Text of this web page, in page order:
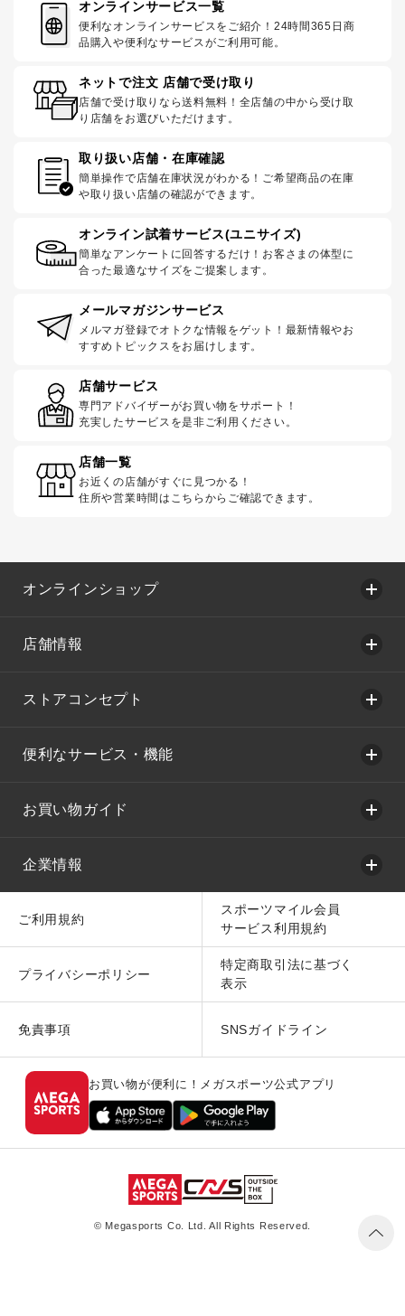
オンラインサービス一覧
便利なオンラインサービスをご紹介！24時間365日商
品購入や便利なサービスがご利用可能。
ネットで注文 店舗で受け取り
店舗で受け取りなら送料無料！全店舗の中から受け取
り店舗をお選びいただけます。
取り扱い店舗・在庫確認
簡単操作で店舗在庫状況がわかる！ご希望商品の在庫
や取り扱い店舗の確認ができます。
オンライン試着サービス(ユニサイズ)
簡単なアンケートに回答するだけ！お客さまの体型に
合った最適なサイズをご提案します。
メールマガジンサービス
メルマガ登録でオトクな情報をゲット！最新情報やお
すすめトピックスをお届けします。
店舗サービス
専門アドバイザーがお買い物をサポート！
充実したサービスを是非ご利用ください。
店舗一覧
お近くの店舗がすぐに見つかる！
住所や営業時間はこちらからご確認できます。
オンラインショップ
店舗情報
ストアコンセプト
便利なサービス・機能
お買い物ガイド
企業情報
ご利用規約
スポーツマイル会員
サービス利用規約
プライバシーポリシー
特定商取引法に基づく
表示
免責事項 SNSガイドライン
お買い物が便利に！メガスポーツ公式アプリ
© Megasports Co. Ltd. All Rights Reserved.